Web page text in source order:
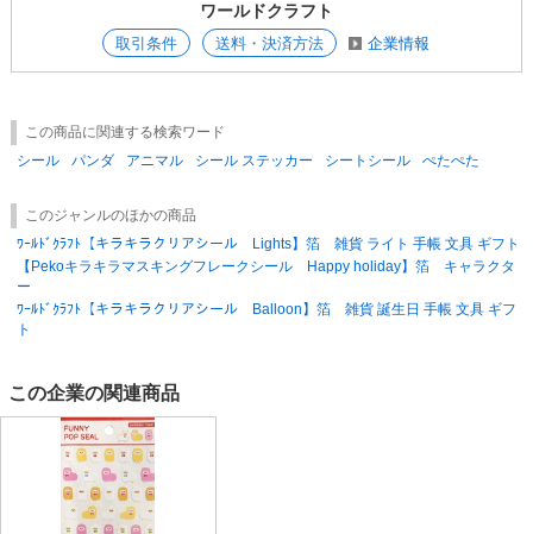
大容量のため、ステッカーを貼ることが好きなお子様や
用途やアレンジ使いも可能となっております。
WE-FL01 / ハート
WE-FL02 / スター
WE-FL04 / オンプ
WE-FL07 / スイーツ
WE-FL09 / コッキ
ワールドクラフト
取引条件 送料・決済方法 企業情報
この商品に関連する検索ワード
シール
パンダ アニマル シール ステッカー シートシール ぺたぺた
このジャンルのほかの商品
ﾜｰﾙﾄﾞｸﾗﾌﾄ【キラキラクリアシール Lights】箔 雑貨 ライト 手帳 文具 ギフト
【Pekoキラキラマスキングフレークシール Happy holiday】箔 キャラクタ
ー
ﾜｰﾙﾄﾞｸﾗﾌﾄ【キラキラクリアシール Balloon】箔 雑貨 誕生日 手帳 文具 ギフ
ト
この企業の関連商品